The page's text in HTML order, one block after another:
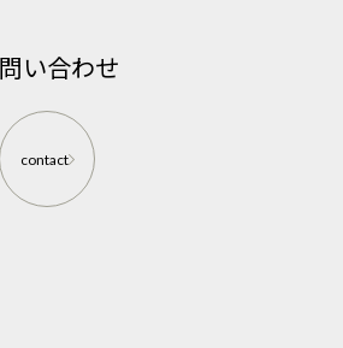
い合わせ
contact